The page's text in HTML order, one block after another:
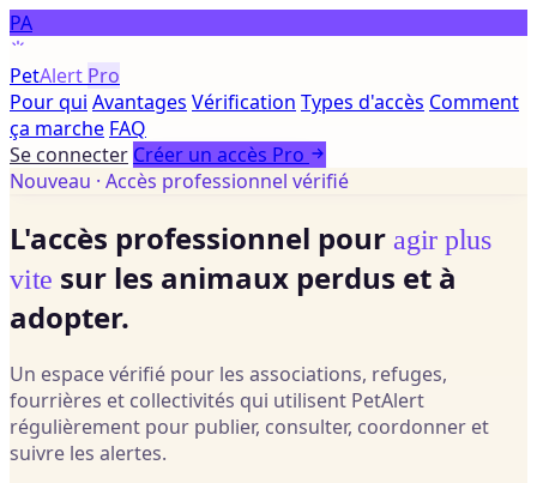
PA
PetAlert Pro
Pour qui Avantages Vérification Types d'accès Comment
ça marche FAQ
Se connecter Créer un accès Pro
Nouveau · Accès professionnel vérifié
L'accès professionnel pour agir plus
vite sur les animaux perdus et à
adopter.
Un espace vérifié pour les associations, refuges,
fourrières et collectivités qui utilisent PetAlert
régulièrement pour publier, consulter, coordonner et
suivre les alertes.